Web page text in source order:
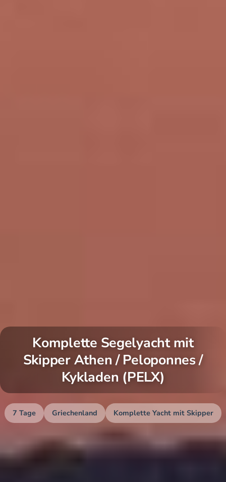
Komplette Segelyacht mit
Skipper Athen / Peloponnes /
Kykladen (PELX)
7 Tage Griechenland Komplette Yacht mit Skipper